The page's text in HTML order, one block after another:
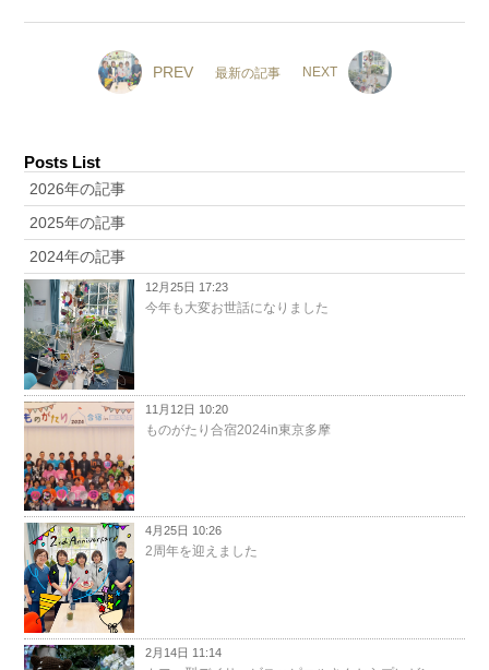
PREV 最新の記事 NEXT
Posts List
2026年の記事
2025年の記事
2024年の記事
12月25日 17:23
今年も大変お世話になりました
11月12日 10:20
ものがたり合宿2024in東京多摩
4月25日 10:26
2周年を迎えました
2月14日 11:14